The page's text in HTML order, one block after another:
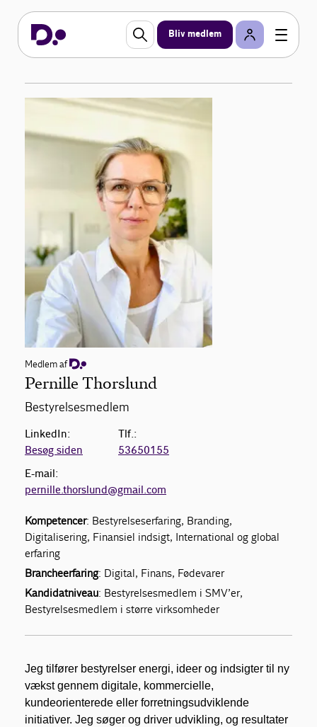
Bliv medlem
Medlem af
Pernille Thorslund
Bestyrelsesmedlem
LinkedIn:
Besøg siden
Tlf.:
53650155
E-mail:
pernille.thorslund@gmail.com
Kompetencer: Bestyrelseserfaring, Branding,
Digitalisering, Finansiel indsigt, International og global
erfaring
Brancheerfaring: Digital, Finans, Fødevarer
Kandidatniveau: Bestyrelsesmedlem i SMV’er,
Bestyrelsesmedlem i større virksomheder
Jeg tilfører bestyrelser energi, ideer og indsigter til ny
vækst gennem digitale, kommercielle,
kundeorienterede eller forretningsudviklende
initiativer. Jeg søger og driver udvikling, og resultater